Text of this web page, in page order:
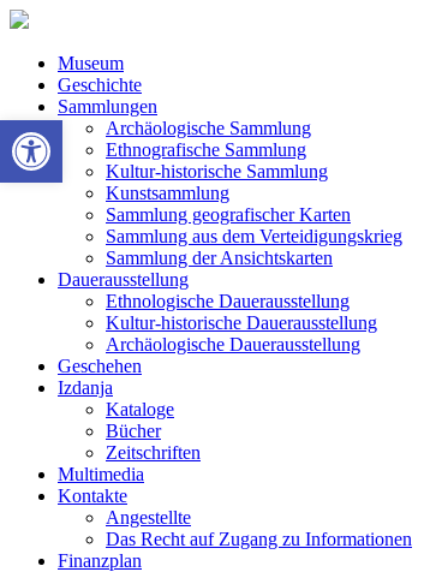
Werkzeugleiste öffnen
Museum
Geschichte
Sammlungen
Archäologische Sammlung
Ethnografische Sammlung
Kultur-historische Sammlung
Kunstsammlung
Sammlung geografischer Karten
Sammlung aus dem Verteidigungskrieg
Sammlung der Ansichtskarten
Dauerausstellung
Ethnologische Dauerausstellung
Kultur-historische Dauerausstellung
Archäologische Dauerausstellung
Geschehen
Izdanja
Kataloge
Bücher
Zeitschriften
Multimedia
Kontakte
Angestellte
Das Recht auf Zugang zu Informationen
Finanzplan